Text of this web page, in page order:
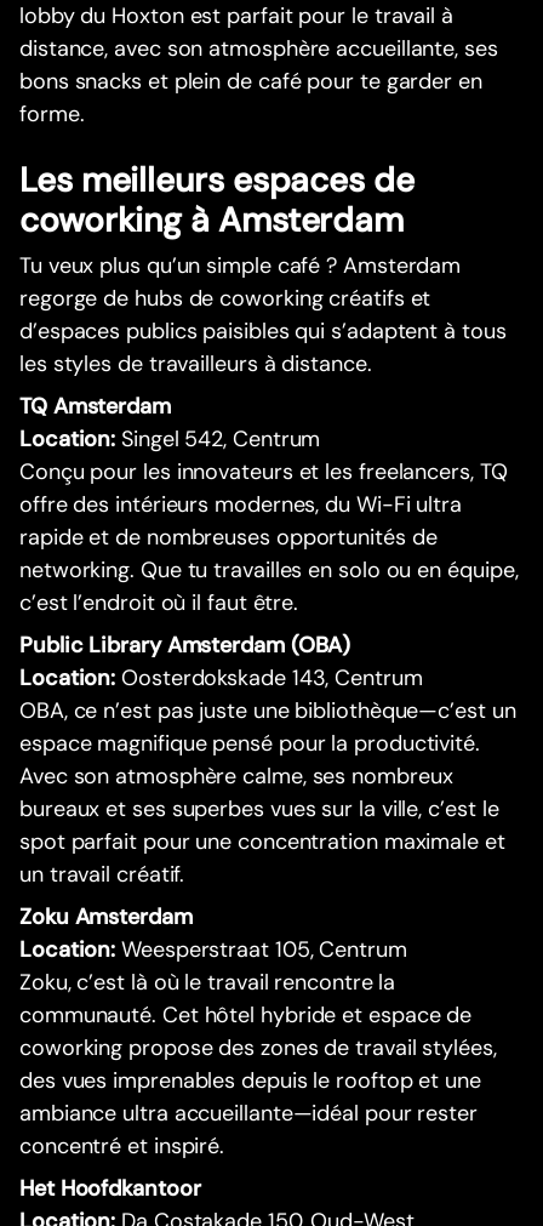
lobby du Hoxton est parfait pour le travail à
distance, avec son atmosphère accueillante, ses
bons snacks et plein de café pour te garder en
forme.
Les meilleurs espaces de
coworking à Amsterdam
Tu veux plus qu’un simple café ? Amsterdam
regorge de hubs de coworking créatifs et
d’espaces publics paisibles qui s’adaptent à tous
les styles de travailleurs à distance.
TQ Amsterdam
Location:Singel 542, Centrum
Conçu pour les innovateurs et les freelancers, TQ
offre des intérieurs modernes, du Wi-Fi ultra
rapide et de nombreuses opportunités de
networking. Que tu travailles en solo ou en équipe,
c’est l’endroit où il faut être.
Public Library Amsterdam (OBA)
Location: Oosterdokskade 143, Centrum
OBA, ce n’est pas juste une bibliothèque—c’est un
espace magnifique pensé pour la productivité.
Avec son atmosphère calme, ses nombreux
bureaux et ses superbes vues sur la ville, c’est le
spot parfait pour une concentration maximale et
un travail créatif.
Zoku Amsterdam
Location:Weesperstraat 105, Centrum
Zoku, c’est là où le travail rencontre la
communauté. Cet hôtel hybride et espace de
coworking propose des zones de travail stylées,
des vues imprenables depuis le rooftop et une
ambiance ultra accueillante—idéal pour rester
concentré et inspiré.
Het Hoofdkantoor